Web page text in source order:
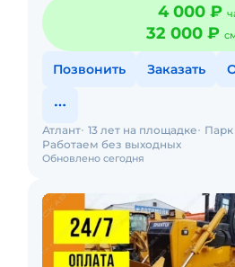
4 000 ₽
32 000 ₽
Позвонить Заказать
Обновлено сегодня
Атлант 13 лет на площадке Парк
Работаем без выходных